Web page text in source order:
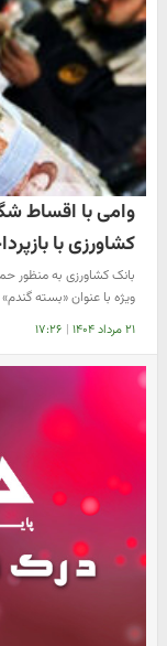
کشاورزی با بازپرداخت
بانک کشاورزی به منظور
ویژه با عنوان «بسته گندم»
۲۱ مرداد ۱۴۰۴ | ۱۷:۲۶